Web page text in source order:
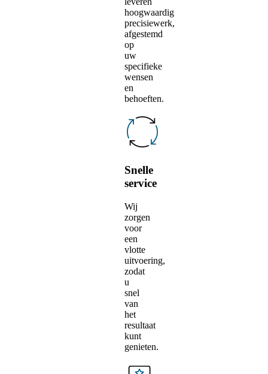
hoogwaardig
precisiewerk,
afgestemd
op
uw
specifieke
wensen
en
behoeften.
Snelle
service
Wij
zorgen
voor
een
vlotte
uitvoering,
zodat
u
snel
van
het
resultaat
kunt
genieten.